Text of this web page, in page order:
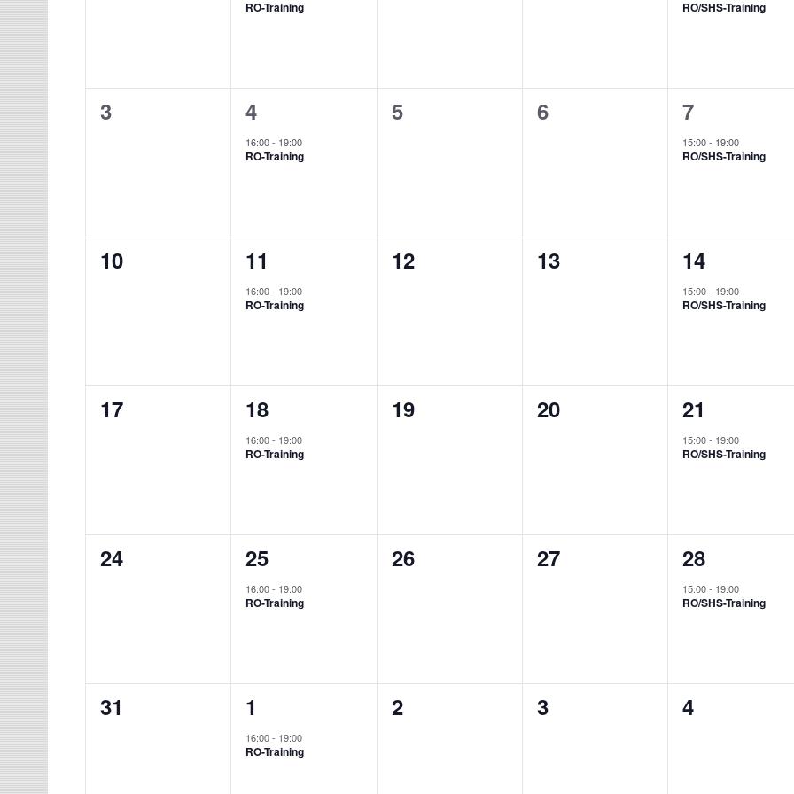
RO-Training RO/SHS-Training
0
Veranstaltungen,
3
1
Veranstaltung,
4
16:00- 19:00
RO-Training
0
5
0
Veranstaltungen,
6
1
7
15:00- 19:00
RO/SHS-Training
0
Veranstaltungen,
10
1
Veranstaltung,
11
16:00- 19:00
RO-Training
0
12
0
Veranstaltungen,
13
1
14
15:00- 19:00
RO/SHS-Training
0
Veranstaltungen,
17
1
Veranstaltung,
18
16:00- 19:00
RO-Training
0
19
0
Veranstaltungen,
20
1
21
15:00- 19:00
RO/SHS-Training
0
Veranstaltungen,
24
1
Veranstaltung,
25
16:00- 19:00
RO-Training
0
26
0
Veranstaltungen,
27
1
28
15:00- 19:00
RO/SHS-Training
0
Veranstaltungen,
31
1
Veranstaltung,
1
16:00- 19:00
RO-Training
0
2
0
3
0
4